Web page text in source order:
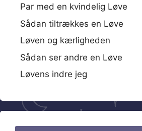
Par med en kvindelig Løve
Sådan tiltrækkes en Løve
Løven og kærligheden
Sådan ser andre en Løve
Løvens indre jeg